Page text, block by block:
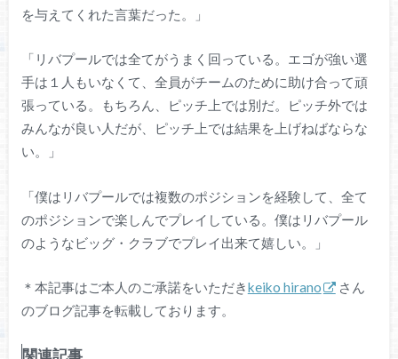
を与えてくれた言葉だった。」
「リバプールでは全てがうまく回っている。エゴが強い選
手は１人もいなくて、全員がチームのために助け合って頑
張っている。もちろん、ピッチ上では別だ。ピッチ外では
みんなが良い人だが、ピッチ上では結果を上げねばならな
い。」
「僕はリバプールでは複数のポジションを経験して、全て
のポジションで楽しんでプレイしている。僕はリバプール
のようなビッグ・クラブでプレイ出来て嬉しい。」
＊本記事はご本人のご承諾をいただきkeiko hirano
さん
のブログ記事を転載しております。
関連記事